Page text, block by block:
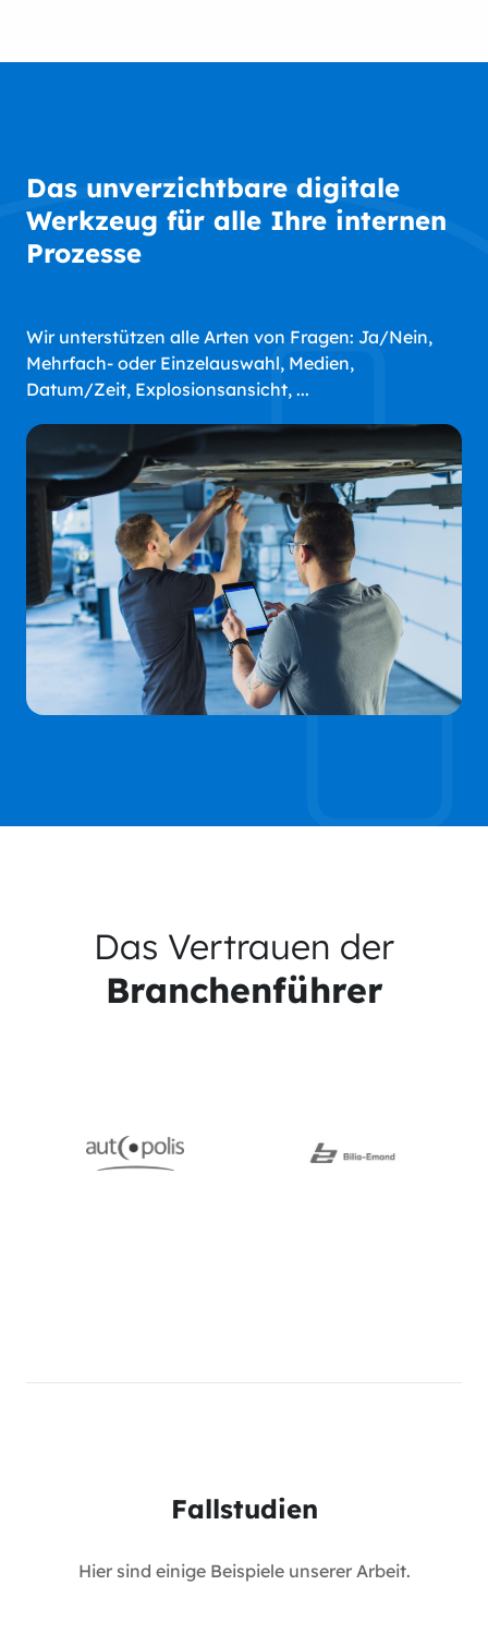
Das unverzichtbare digitale
Werkzeug für alle Ihre internen
Prozesse
Wir unterstützen alle Arten von Fragen: Ja/Nein,
Mehrfach- oder Einzelauswahl, Medien,
Datum/Zeit, Explosionsansicht, ...
Das Vertrauen der
Branchenführer
Fallstudien
Hier sind einige Beispiele unserer Arbeit.